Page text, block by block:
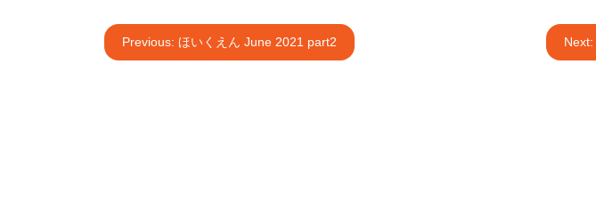
投Previous: ほいくえん June 2021 part2 Next: